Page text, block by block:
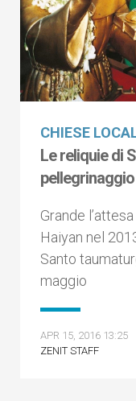
CHIESE
Le reliquie di
Grande
Haiyan nel
Santo
maggio
APR 15, 2016 13:25
ZENIT STAFF